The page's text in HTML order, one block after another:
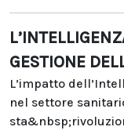
GESTIONE
L’impatto
nel settore